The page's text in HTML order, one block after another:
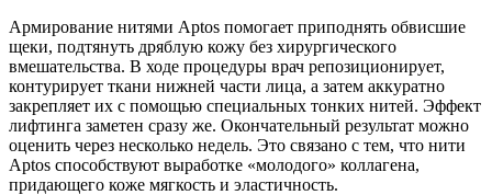
Армирование нитями Aptos помогает приподнять обвисшие
щеки, подтянуть дряблую кожу без хирургического
вмешательства. В ходе процедуры врач репозиционирует,
контурирует ткани нижней части лица, а затем аккуратно
закрепляет их с помощью специальных тонких нитей. Эффект
лифтинга заметен сразу же. Окончательный результат можно
оценить через несколько недель. Это связано с тем, что нити
Aptos способствуют выработке «молодого» коллагена,
придающего коже мягкость и эластичность.